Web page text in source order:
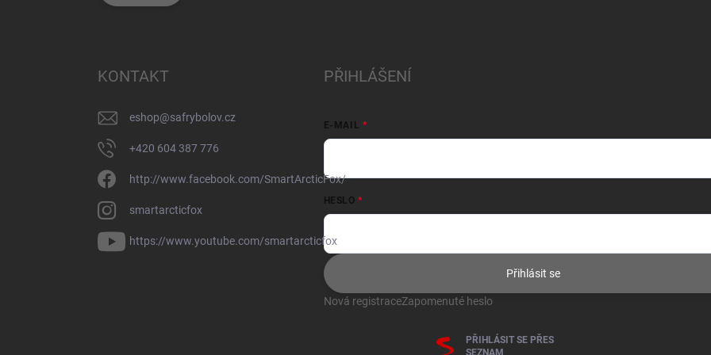
KONTAKT
eshop@safrybolov.cz
+420 604 387 776
http://www.facebook.com/SmartArcticFox/
smartarcticfox
https://www.youtube.com/smartarcticfox
PŘIHLÁŠENÍ
E-MAIL
HESLO
Přihlásit se
Nová registraceZapomenuté heslo
PŘIHLÁSIT SE PŘES